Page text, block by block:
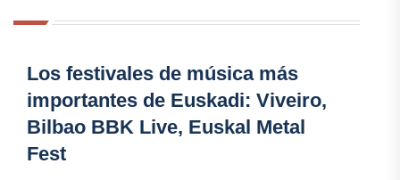
Los festivales de música más
importantes de Euskadi: Viveiro,
Bilbao BBK Live, Euskal Metal
Fest